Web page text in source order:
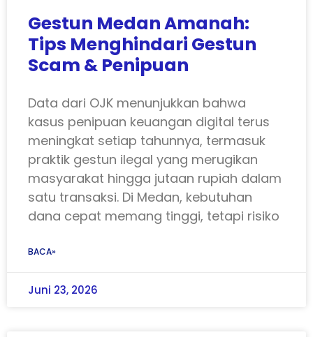
Gestun Medan Amanah:
Tips Menghindari Gestun
Scam & Penipuan
Data dari OJK menunjukkan bahwa
kasus penipuan keuangan digital terus
meningkat setiap tahunnya, termasuk
praktik gestun ilegal yang merugikan
masyarakat hingga jutaan rupiah dalam
satu transaksi. Di Medan, kebutuhan
dana cepat memang tinggi, tetapi risiko
BACA»
Juni 23, 2026